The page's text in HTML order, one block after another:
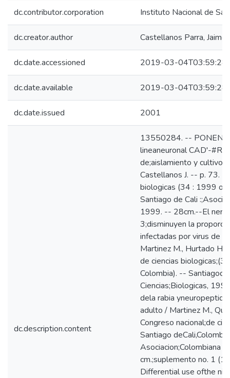
dc.contributor.corporation Instituto Nacional de
dc.creator.author Castellanos Parra, Jaime
dc.date.accessioned 2019-03-
dc.date.available 2019-03-
dc.date.issued 2001
dc.description.content
13550284. --
lineaneuronal CAD'-
de;aislamiento y cultivo
Castellanos J. -- p. 73. --
biologicas (34 : 1999
Santiago de Cali
1999. -- 28cm.--El
3;disminuyen la
infectadas por virus de
Martinez M., Hurtado
de ciencias
Colombia). --
Ciencias;Biologicas,
dela rabia
adulto / Martinez M.,
Congreso nacional;de
Santiago
Asociacion;Colombiana
cm.;suplemento no. 1
Differential use ofthe